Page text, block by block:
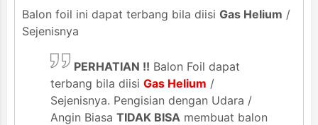
Balon foil ini dapat terbang bila diisi Gas Helium /
Sejenisnya
PERHATIAN !! Balon Foil dapat
terbang bila diisi Gas Helium /
Sejenisnya. Pengisian dengan Udara /
Angin Biasa TIDAK BISA membuat balon